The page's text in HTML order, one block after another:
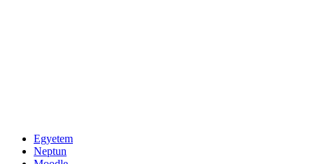
Egyetem
Neptun